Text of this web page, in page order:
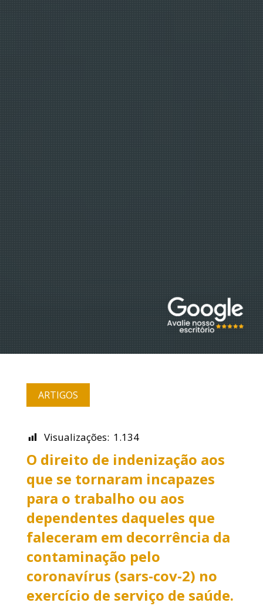
ARTIGOS
Visualizações: 1.134
O direito de indenização aos
que se tornaram incapazes
para o trabalho ou aos
dependentes daqueles que
faleceram em decorrência da
contaminação pelo
coronavírus (sars-cov-2) no
exercício de serviço de saúde.